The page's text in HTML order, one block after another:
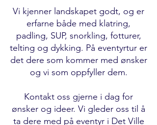
Vi kjenner landskapet godt, og er
erfarne både med klatring,
padling, SUP, snorkling, fotturer,
telting og dykking. På eventyrtur er
det dere som kommer med ønsker
og vi som oppfyller dem.
Kontakt oss gjerne i dag for
ønsker og ideer. Vi gleder oss til å
ta dere med på eventyr i Det Ville